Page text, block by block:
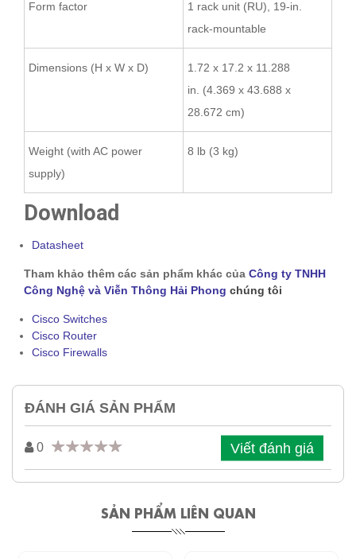
Form factor
1 rack unit (RU), 19-in.
rack-mountable
Dimensions (H x W x D)
1.72 x 17.2 x 11.288
in. (4.369 x 43.688 x
28.672 cm)
Weight (with AC power
supply)
8 lb (3 kg)
Download
Datasheet
Tham khảo thêm các sản phẩm khác của Công ty TNHH
Công Nghệ và Viễn Thông Hải Phong chúng tôi
Cisco Switches
Cisco Router
Cisco Firewalls
ĐÁNH GIÁ SẢN PHẨM
0 Viết đánh giá
SẢN PHẨM LIÊN QUAN